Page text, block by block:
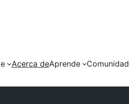
Acerca deAprende Comunidad